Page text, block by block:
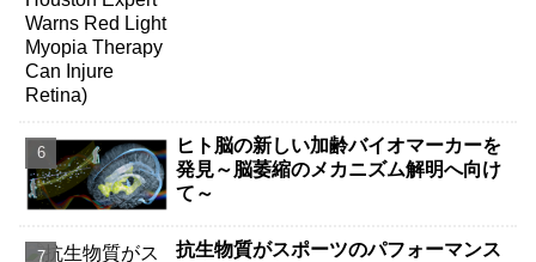
ヒト脳の新しい加齢バイオマーカーを
発見～脳萎縮のメカニズム解明へ向け
て～
抗生物質がスポーツのパフォーマンス